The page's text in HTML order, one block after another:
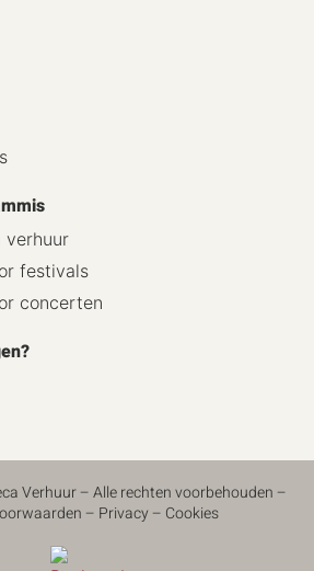
verhuur
festivals
concerten
Verhuur – Alle rechten voorbehouden –
– Privacy– Cookies